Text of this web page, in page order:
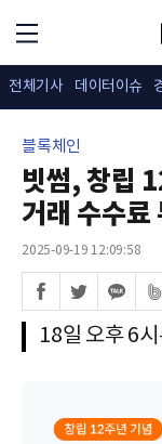
전체기사 데이터이슈
블록체인
빗썸, 창립
거래 수수료
2025-09-19 12:09:58
18일 오후 6